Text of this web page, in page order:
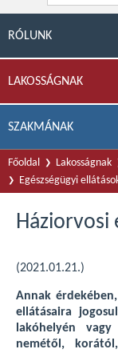
RÓLUNK
LAKOSSÁGNAK
SZAKMÁNAK
Főoldal Lakosságnak
Egészségügyi
Háziorvosi
(2021.01.21.)
Annak érdekében,
ellátásaira
lakóhelyén
nemétől,